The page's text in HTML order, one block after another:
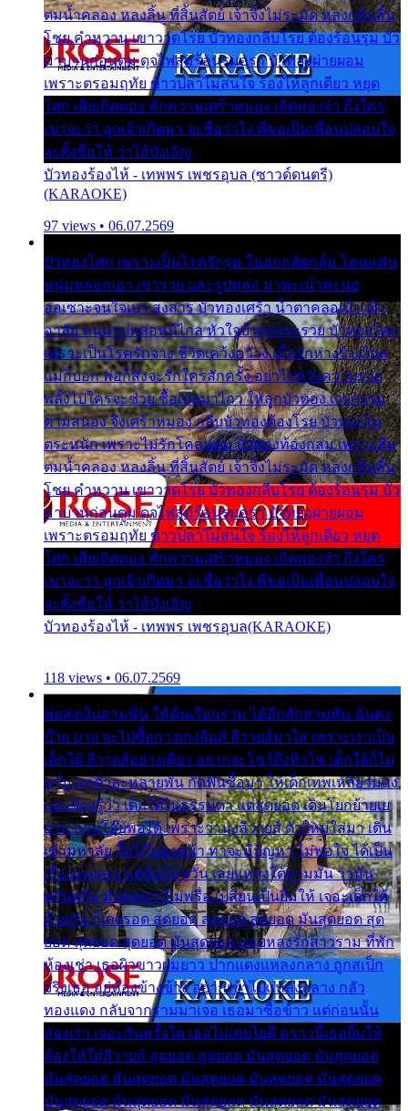
ตมน้ำคลอง หลงลิ้น ที่สิ้นสัตย์ เจ้าจึงไม่ระมัด หลงกลิ่นลิ้น
โชย คำหวาน เขาวาดโรย บัวทองกลีบโรย ต้องร้อนรุม บัว
มาบานก่อนตูม ดุจไฟสุมร้อนรุมอุรา บัวทองผ่ายผอม
เพราะตรอมฤทัย ข้าวปลาไม่สนใจ ร้องไห้ลูกเดียว หยุด
โศก เสียเถิดทอง พักความเศร้าหมอง เถิดทองจ๋า ถึงใคร
เขาจะว่า ลูกเจ้าเกิดมา จะชื่อว่าไง พี่ขอเป็นเพื่อนปลอบใจ
จะตั้งชื่อให้ ว่าไอ้บังเอิญ
บัวทองร้องไห้ - เทพพร เพชรอุบล (ซาวด์ดนตรี)
(KARAOKE)
97 views • 06.07.2569
บัวทองโศก เพราะเป็นโรครักรุม ในอกกลัดกลุ้ม โดนแฟน
หนุ่มหลอกเอา เขารวย และรูปหล่อ มาพะเน้าพะนอ
ออเซาะจนใจเบา สงสาร บัวทองเศร้า น้ำตาคลอเบ้า เฝ้า
อาลัย หนุ่มรูปหล่อหนีไกล หัวใจบัวทองระรวย บัวทองโศก
เพราะเป็นโรครักจาง ชีวิตเคว้งคว้าง เมื่อรักห่างร้างไกล
แม่ก็บอก พ่อก็สั่งจะรักใครสักครั้ง อย่าไปหวังความรวย
พลั้งไปใครจะช่วย ซื้อเปลมาไกว ให้ลูกบัวทอง เวรกรรม
ตามสนอง จึงเศร้าหมอง กลีบบัวทองต้องโรย บัวทองไม่
ตระหนัก เพราะไม่รักโคลนตม บัวทองท้องกลม เพราะลืม
ตมน้ำคลอง หลงลิ้น ที่สิ้นสัตย์ เจ้าจึงไม่ระมัด หลงกลิ่นลิ้น
โชย คำหวาน เขาวาดโรย บัวทองกลีบโรย ต้องร้อนรุม บัว
มาบานก่อนตูม ดุจไฟสุมร้อนรุมอุรา บัวทองผ่ายผอม
เพราะตรอมฤทัย ข้าวปลาไม่สนใจ ร้องไห้ลูกเดียว หยุด
โศก เสียเถิดทอง พักความเศร้าหมอง เถิดทองจ๋า ถึงใคร
เขาจะว่า ลูกเจ้าเกิดมา จะชื่อว่าไง พี่ขอเป็นเพื่อนปลอบใจ
จะตั้งชื่อให้ ว่าไอ้บังเอิญ
บัวทองร้องไห้ - เทพพร เพชรอุบล(KARAOKE)
118 views • 06.07.2569
พ่อส่งเงินสามพัน ให้ฉันเรียนราม ได้อีกสักสามพัน ฉันคง
บ๊าย บาย จะไปซื้อกางเกงยีนส์ ลีวายส์มาใส่ เพราะเราเป็น
เด็กใต้ ลีวายส์อย่างเดียว อยากจะโชว์ถึงหิวโซ เด็กใต้ก็ไม่
หวั่น ตกตัวละหลายพัน กัดฟันซื้อมา ให้เด็กเทพเหลียวมอง
และต้องรู้ว่า เด็กใต้ไม่ธรรมดา แต่สุดยอด เดินโยกย้ายเย
ยวน กวนโอ๊ยพอได้ เพราะว่านุ่งลีวายส์ ตัวใหม่ใส่มา เดิน
เข้ามหาลัย จิ๊กโก๊มองหน้า ท่าจะมีปัญหา ไม่พอใจ ได้เป็น
เรื่องแน่นอน แต่ฉันไม่หวั่น เลยแหลงใต้ถามมัน ว่ามัน
พรั่นพรือ มันตอบว่าไม่พรื่อ เปลี่ยนเป็นยิ้มให้ เจอะเด็กใต้
ด้วยกัน ก็เลยรอด สุดยอด สุดยอด สุดยอด มันสุดยอด สุด
ยอด สุดยอด สุดยอด มันสุดยอด แอบหลงรักสาวราม ที่พัก
ห้องเช่า เธอผิวขาวผมยาว ปากแดงแหลงกลาง ถูกสเป็ก
จริงเธอ อยู่ห้องข้างข้าง อยากเข้าไปแหลงกลาง กลัว
ทองแดง กลับจากรามมาเจอ เธอมาซื้อข้าว แต่ก่อนนั้น
สองเรา เจอะกันครั้งใด เธอไม่เคยไยดี คราวนี้เธอยิ้มให้
ต้องให้ใส่ลีวายส์ สุดยอด สุดยอด มันสุดยอด มันสุดยอด
มันสุดยอด มันสุดยอด มันสุดยอด มันสุดยอด มันสุดยอด
มันสุดยอด มันสุดยอด มันสุดยอด มันสุดยอด มันสุดยอด